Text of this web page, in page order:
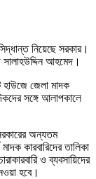
নিয়েছে সরকার।
সালাহউদ্দিন আহমেদ।
হাউজে জেলা মাদক
সঙ্গে আলাপকালে
অন্যতম
কারবারিদের তালিকা
ও ব্যবসায়িদের
হবে।